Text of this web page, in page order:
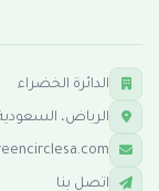
الدائرة الخضراء
الرياض،
اتصل بنا